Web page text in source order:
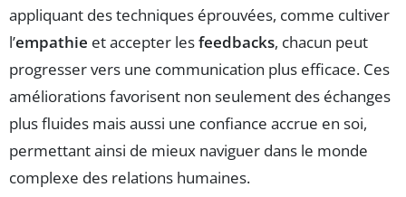
appliquant des techniques éprouvées, comme cultiver
l’empathie et accepter lesfeedbacks, chacun peut
progresser vers une communication plus efficace. Ces
améliorations favorisent non seulement des échanges
plus fluides mais aussi une confiance accrue en soi,
permettant ainsi de mieux naviguer dans le monde
complexe des relations humaines.